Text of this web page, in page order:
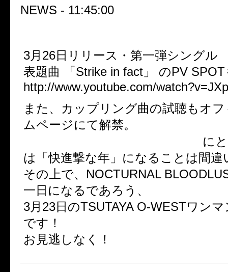
NEWS - 11:45:00
3月26日リリース・第一弾シングル
表題曲 「Strike in fact」 のPV
http://www.youtube.com/
また、カップリング曲の試聴もオ
ムページにて解禁。
に
は「快進撃な年」になることは間違
その上で、NOCTURNAL
一日になるであろう、
3月23日のTSUTAYA O-WESTワン
です！
お見逃しなく！